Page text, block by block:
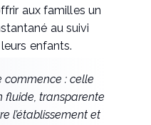
aux familles un
au suivi
enfants.
commence : celle
fluide, transparente
l’établissement et